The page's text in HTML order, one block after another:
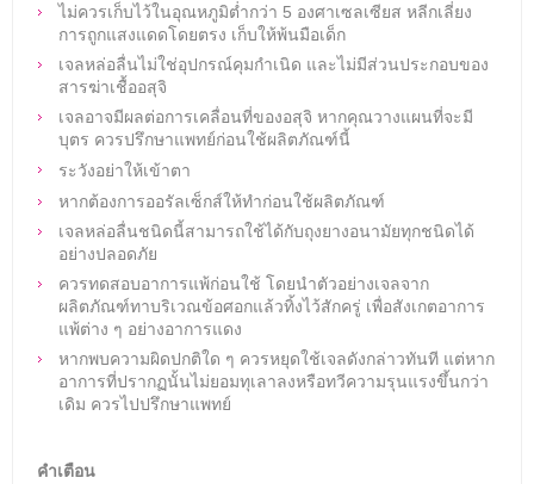
ไม่ควรเก็บไว้ในอุณหภูมิต่ำกว่า 5 องศาเซลเซียส หลีกเลี่ยง
การถูกแสงแดดโดยตรง เก็บให้พ้นมือเด็ก
เจลหล่อลื่นไม่ใช่อุปกรณ์คุมกำเนิด และไม่มีส่วนประกอบของ
สารฆ่าเชื้ออสุจิ
เจลอาจมีผลต่อการเคลื่อนที่ของอสุจิ หากคุณวางแผนที่จะมี
บุตร ควรปรึกษาแพทย์ก่อนใช้ผลิตภัณฑ์นี้
ระวังอย่าให้เข้าตา
หากต้องการออรัลเซ็กส์ให้ทำก่อนใช้ผลิตภัณฑ์
เจลหล่อลื่นชนิดนี้สามารถใช้ได้กับถุงยางอนามัยทุกชนิดได้
อย่างปลอดภัย
ควรทดสอบอาการแพ้ก่อนใช้ โดยนำตัวอย่างเจลจาก
ผลิตภัณฑ์ทาบริเวณข้อศอกแล้วทิ้งไว้สักครู่ เพื่อสังเกตอาการ
แพ้ต่าง ๆ อย่างอาการแดง
หากพบความผิดปกติใด ๆ ควรหยุดใช้เจลดังกล่าวทันที แต่หาก
อาการที่ปรากฏนั้นไม่ยอมทุเลาลงหรือทวีความรุนแรงขึ้นกว่า
เดิม ควรไปปรึกษาแพทย์
คำเตือน